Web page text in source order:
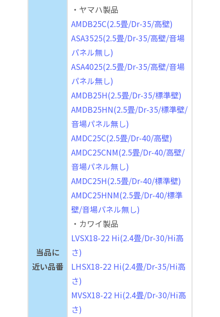
当品に
近い品番
・ヤマハ製品
AMDB25C(2.5畳/Dr-35/高壁)
ASA3525(2.5畳/Dr-35/高壁/音場
パネル無し)
ASA4025(2.5畳/Dr-35/高壁/音場
パネル無し)
AMDB25H(2.5畳/Dr-35/標準壁)
AMDB25HN(2.5畳/Dr-35/標準壁/
音場パネル無し)
AMDC25C(2.5畳/Dr-40/高壁)
AMDC25CNM(2.5畳/Dr-40/高壁/
音場パネル無し)
AMDC25H(2.5畳/Dr-40/標準壁)
AMDC25HNM(2.5畳/Dr-40/標準
壁/音場パネル無し)
・カワイ製品
LVSX18-22 Hi(2.4畳/Dr-30/Hi高
さ)
LHSX18-22 Hi(2.4畳/Dr-35/Hi高
さ)
MVSX18-22 Hi(2.4畳/Dr-30/Hi高
さ)